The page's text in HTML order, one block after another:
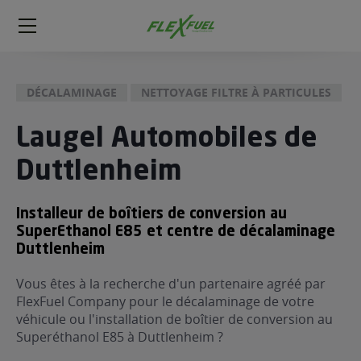
FlexFuel
Méga
le Décalaminage
du carburant avec
garagiste
garagiste
DÉCALAMINAGE NETTOYAGE FILTRE À PARTICULES
Laugel Automobiles de
Duttlenheim
Installeur de boîtiers de conversion au
SuperEthanol E85 et centre de décalaminage
Duttlenheim
Vous êtes à la recherche d'un partenaire agréé par
FlexFuel Company pour le décalaminage de votre
véhicule ou l'installation de boîtier de conversion au
Superéthanol E85 à Duttlenheim ?